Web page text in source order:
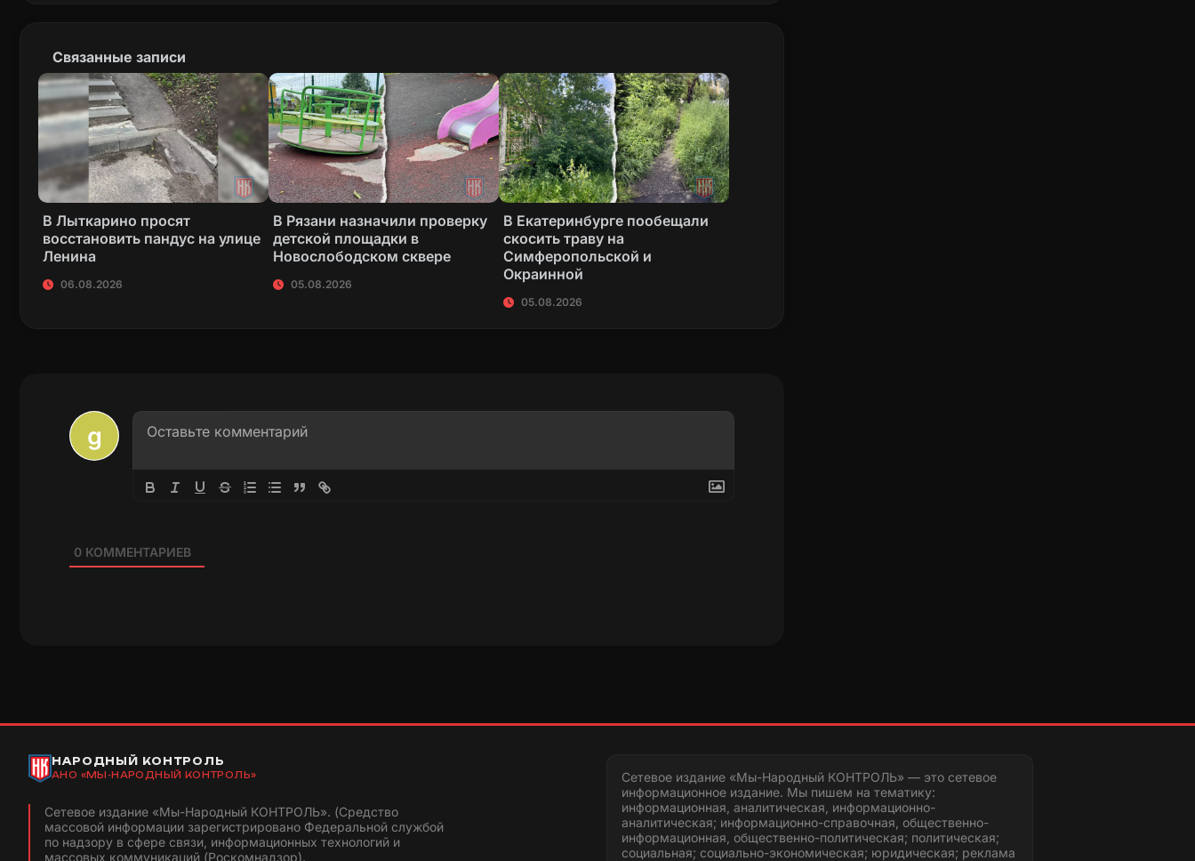
Связанные записи
В Лыткарино просят
восстановить пандус на улице
Ленина
06.08.2026
В Рязани назначили проверку
детской площадки в
Новослободском сквере
05.08.2026
В Екатеринбурге пообещали
скосить траву на
Симферопольской и
Окраинной
05.08.2026
0КОММЕНТАРИЕВ
НАРОДНЫЙ КОНТРОЛЬ
АНО «МЫ-НАРОДНЫЙ КОНТРОЛЬ»
Сетевое издание «Мы-Народный КОНТРОЛЬ». (Средство
массовой информации зарегистрировано Федеральной службой
по надзору в сфере связи, информационных технологий и
массовых коммуникаций (Роскомнадзор).
Сетевое издание «Мы-Народный КОНТРОЛЬ» — это сетевое
информационное издание. Мы пишем на тематику:
информационная, аналитическая, информационно-
аналитическая; информационно-справочная, общественно-
информационная, общественно-политическая; политическая;
социальная; социально-экономическая; юридическая; реклама